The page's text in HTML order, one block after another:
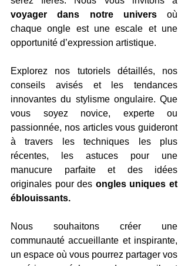
voyager dans notre univers où
chaque ongle est une escale et une
opportunité d’expression artistique.
Explorez nos tutoriels détaillés, nos
conseils avisés et les tendances
innovantes du stylisme ongulaire. Que
vous soyez novice, experte ou
passionnée, nos articles vous guideront
à travers les techniques les plus
récentes, les astuces pour une
manucure parfaite et des idées
originales pour des ongles uniques et
éblouissants.
Nous souhaitons créer une
communauté accueillante et inspirante,
un espace où vous pourrez partager vos